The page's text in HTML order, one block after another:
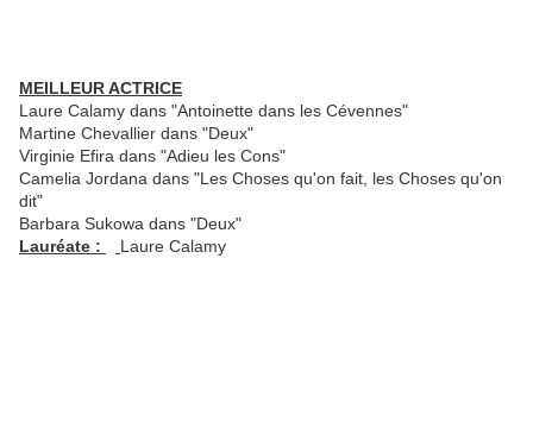
MEILLEUR ACTRICE
Laure Calamy dans "Antoinette dans les Cévennes"
Martine Chevallier dans "Deux"
Virginie Efira dans "Adieu les Cons"
Camelia Jordana dans "Les Choses qu'on fait, les Choses qu'on
dit"
Barbara Sukowa dans "Deux"
Lauréate :
Laure Calamy